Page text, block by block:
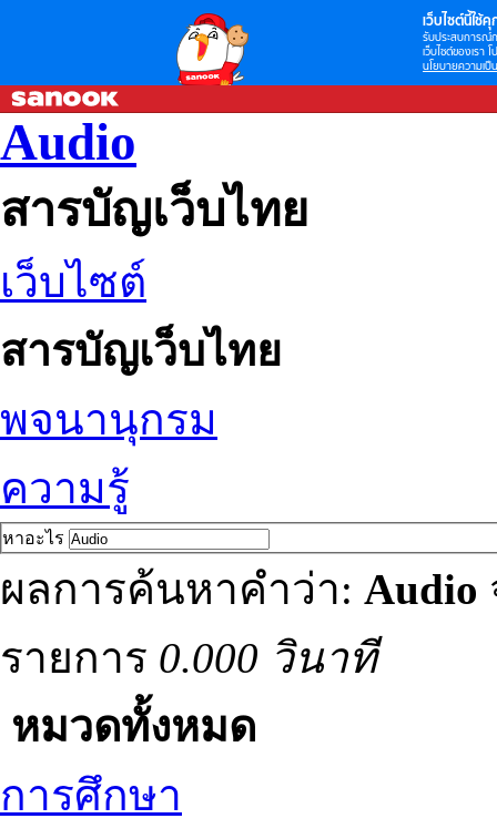
เว็บไซต์นี้ใช้คุ
รับประสบการณ์
เว็บไซต์ของเรา
นโยบายความเป็
Audio
สารบัญเว็บไทย
เว็บไซต์
สารบัญเว็บไทย
พจนานุกรม
ความรู้
หาอะไร
ผลการค้นหาคำว่า: Audio
รายการ 0.000 วินาที
หมวดทั้งหมด
การศึกษา